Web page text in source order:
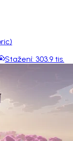
Stažení: 303.9 tis.